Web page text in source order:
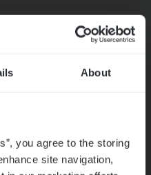
About
you agree to the storing
site navigation,
dossiers én droge